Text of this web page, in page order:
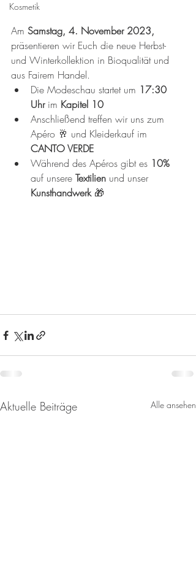
Kosmetik
Am Samstag, 4. November 2023,
präsentieren wir Euch die neue Herbst-
und Winterkollektion in Bioqualität und
aus Fairem Handel.
Die Modeschau startet um 17:30
Uhr im Kapitel 10
Anschließend treffen wir uns zum
Apéro 🥂 und Kleiderkauf im
CANTO VERDE
Während des Apéros gibt es 10%
auf unsere Textilien und unser
Kunsthandwerk 🎁
Aktuelle Beiträge Alle ansehen